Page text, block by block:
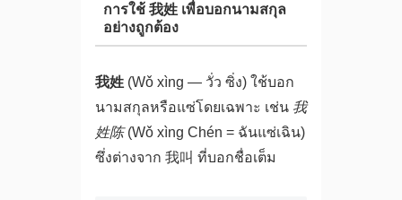
การใช้ 我姓 เพื่อบอกนามสกุล
อย่างถูกต้อง
我姓(Wǒ xìng — วั่ว ซิ่ง) ใช้บอก
นามสกุลหรือแซ่โดยเฉพาะ เช่น 我
姓陈(Wǒ xìng Chén = ฉันแซ่เฉิน)
ซึ่งต่างจาก 我叫 ที่บอกชื่อเต็ม